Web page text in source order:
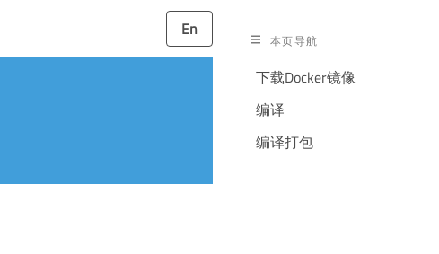
En
本页导航
下载Docker镜像
编译
编译打包